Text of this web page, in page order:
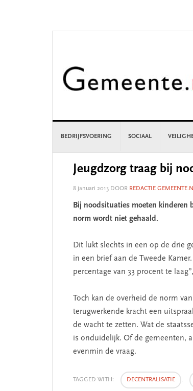
BEDRIJFSVOERING SOCIAAL
Jeugdzorg traag bij
8 januari 2013 DOOR REDACTIE
Bij noodsituaties moeten kinderen
norm wordt niet gehaald.
Dit lukt slechts in een op de drie
in een brief aan de Tweede
percentage van 33 procent te
Toch kan de overheid de norm
terugwerkende kracht een
de wacht te zetten. Wat de
is onduidelijk. Of de gemeenten,
evenmin de vraag.
TAGGED WITH: DECENTRALISATIE ,